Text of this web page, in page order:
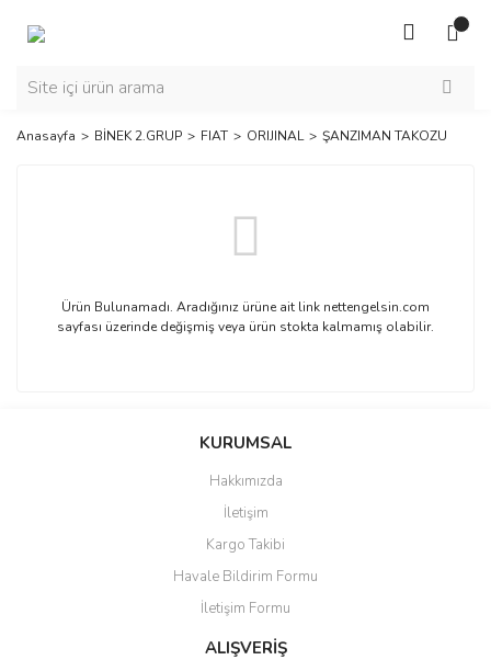
Anasayfa BİNEK 2.GRUP FIAT ORIJINAL ŞANZIMAN TAKOZU
Ürün Bulunamadı. Aradığınız ürüne ait link nettengelsin.com
sayfası üzerinde değişmiş veya ürün stokta kalmamış olabilir.
KURUMSAL
Hakkımızda
İletişim
Kargo Takibi
Havale Bildirim Formu
İletişim Formu
ALIŞVERİŞ